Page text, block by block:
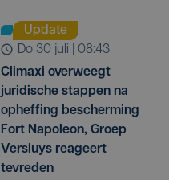
Update
do 30 juli | 08:43
Climaxi overweegt
juridische stappen na
opheffing bescherming
Fort Napoleon, Groep
Versluys reageert
tevreden